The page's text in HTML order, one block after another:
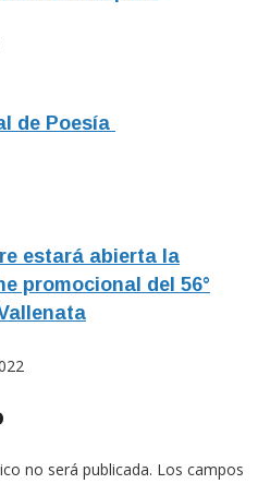
de Poesía
estará abierta la
promocional del 56°
no será publicada. Los campos